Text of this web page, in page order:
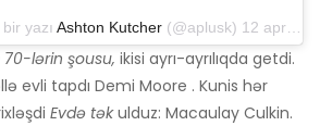
yazı Ashton Kutcher (@aplusk) 12 aprel 2019-cu il, saat 14: 50-də PDT
70-lərin şousu, ikisi ayrı-ayrılıqda getdi.
evli tapdı Demi Moore . Kunis hər
Evdə təkulduz: Macaulay Culkin.